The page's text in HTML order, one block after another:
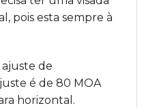
pois esta sempre à
ajuste de
é de 80 MOA
horizontal.